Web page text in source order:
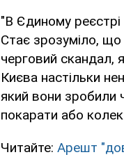
"В Єдиному реєстрі
Стає зрозуміло, що
черговий скандал,
Києва настільки
який вони зробили
покарати або
Читайте: Арешт